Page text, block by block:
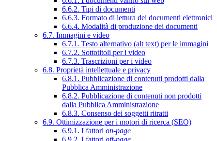
6.6.2. Tipi di documenti
6.6.3. Formato di lettura dei documenti elettronici
6.6.4. Modalità di produzione dei documenti
6.7. Immagini e video
6.7.1. Testo alternativo (alt text) per le immagini
6.7.2. Sottotitoli per i video
6.7.3. Trascrizioni per i video
6.8. Proprietà intellettuale e privacy
6.8.1. Pubblicazione di contenuti prodotti dalla
Pubblica Amministrazione
6.8.2. Pubblicazione di contenuti non prodotti
dalla Pubblica Amministrazione
6.8.3. Consenso dei soggetti ritratti
6.9. Ottimizzazione per i motori di ricerca (SEO)
6.9.1. I fattori on-page
6.9.2. I fattori off-page